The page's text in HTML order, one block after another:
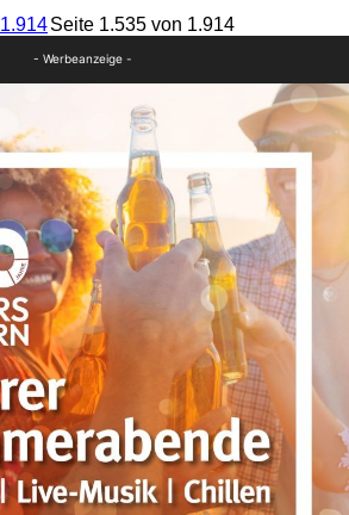
1.914Seite 1.535 von 1.914
- Werbeanzeige -